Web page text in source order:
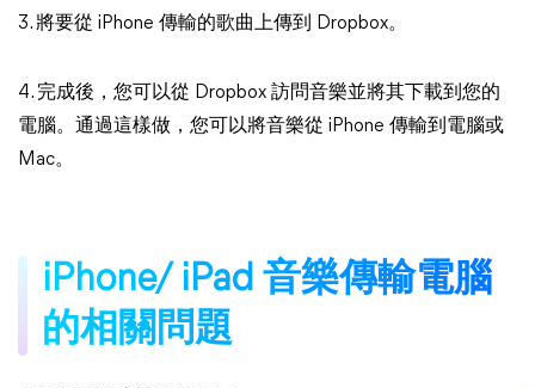
3. 將要從 iPhone 傳輸的歌曲上傳到 Dropbox。
4. 完成後，您可以從 Dropbox 訪問音樂並將其下載到您的
電腦。通過這樣做，您可以將音樂從 iPhone 傳輸到電腦或
Mac。
iPhone/ iPad 音樂傳輸電腦
的相關問題